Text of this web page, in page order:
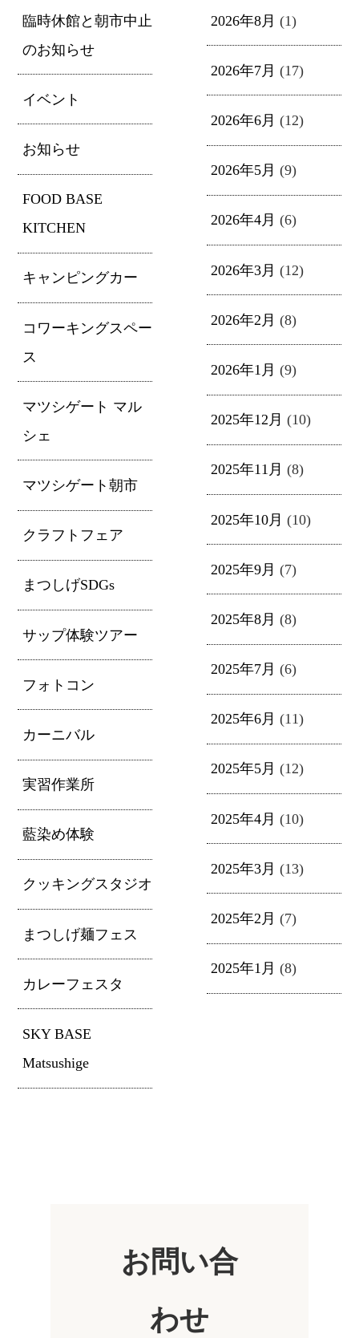
臨時休館と朝市中止
のお知らせ
イベント
お知らせ
FOOD BASE
KITCHEN
キャンピングカー
コワーキングスペー
ス
マツシゲート マル
シェ
マツシゲート朝市
クラフトフェア
まつしげSDGs
サップ体験ツアー
フォトコン
カーニバル
実習作業所
藍染め体験
クッキングスタジオ
まつしげ麺フェス
カレーフェスタ
SKY BASE
Matsushige
2026年8月 (1)
2026年7月 (17)
2026年6月 (12)
2026年5月 (9)
2026年4月 (6)
2026年3月 (12)
2026年2月 (8)
2026年1月 (9)
2025年12月 (10)
2025年11月 (8)
2025年10月 (10)
2025年9月 (7)
2025年8月 (8)
2025年7月 (6)
2025年6月 (11)
2025年5月 (12)
2025年4月 (10)
2025年3月 (13)
2025年2月 (7)
2025年1月 (8)
お問い合
わせ